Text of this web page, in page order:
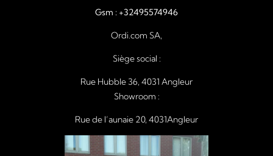
Gsm : +32495574946
Ordi.com SA,
Siège social :
Rue Hubble 36, 4031 Angleur
Showroom :
Rue de l’aunaie 20, 4031Angleur